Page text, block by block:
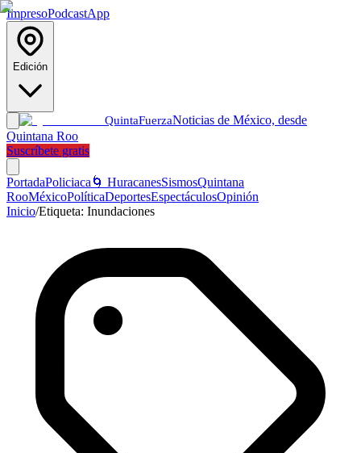
ImpresoPodcastApp
Edición
QuintaFuerzaNoticias de México, desde
Quintana Roo
Suscríbete gratis
PortadaPoliciaca 🌀 HuracanesSismosQuintana
RooMéxicoPolíticaDeportesEspectáculosOpinión
Inicio/Etiqueta: Inundaciones